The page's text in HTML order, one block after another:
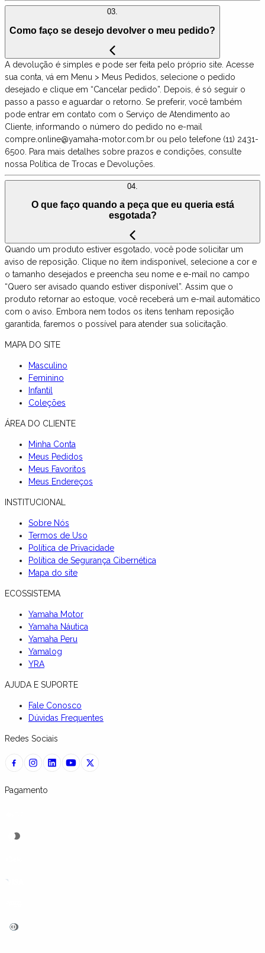
03.
Como faço se desejo devolver o meu pedido?
A devolução é simples e pode ser feita pelo próprio site. Acesse
sua conta, vá em Menu > Meus Pedidos, selecione o pedido
desejado e clique em “Cancelar pedido”. Depois, é só seguir o
passo a passo e aguardar o retorno. Se preferir, você também
pode entrar em contato com o Serviço de Atendimento ao
Cliente, informando o número do pedido no e-mail
compre.online@yamaha-motor.com.br ou pelo telefone (11) 2431-
6500. Para mais detalhes sobre prazos e condições, consulte
nossa Política de Trocas e Devoluções.
04.
O que faço quando a peça que eu queria está
esgotada?
Quando um produto estiver esgotado, você pode solicitar um
aviso de reposição. Clique no item indisponível, selecione a cor e
o tamanho desejados e preencha seu nome e e-mail no campo
“Quero ser avisado quando estiver disponível”. Assim que o
produto retornar ao estoque, você receberá um e-mail automático
com o aviso. Embora nem todos os itens tenham reposição
garantida, faremos o possível para atender sua solicitação.
MAPA DO SITE
Masculino
Feminino
Infantil
Coleções
ÁREA DO CLIENTE
Minha Conta
Meus Pedidos
Meus Favoritos
Meus Endereços
INSTITUCIONAL
Sobre Nós
Termos de Uso
Política de Privacidade
Política de Segurança Cibernética
Mapa do site
ECOSSISTEMA
Yamaha Motor
Yamaha Náutica
Yamaha Peru
Yamalog
YRA
AJUDA E SUPORTE
Fale Conosco
Dúvidas Frequentes
Redes Sociais
Pagamento